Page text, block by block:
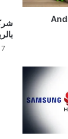
7 يناير، 2024